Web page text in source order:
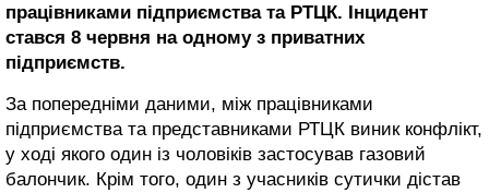
працівниками підприємства та РТЦК. Інцидент
стався 8 червня на одному з приватних
підприємств.
За попередніми даними, між працівниками
підприємства та представниками РТЦК виник конфлікт,
у ході якого один із чоловіків застосував газовий
балончик. Крім того, один з учасників сутички дістав